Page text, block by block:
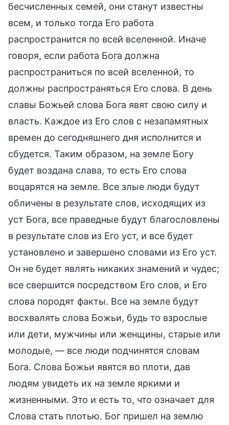
бесчисленных семей, они станут известны
всем, и только тогда Его работа
распространится по всей вселенной. Иначе
говоря, если работа Бога должна
распространиться по всей вселенной, то
должны распространяться Его слова. В день
славы Божьей слова Бога явят свою силу и
власть. Каждое из Его слов с незапамятных
времен до сегодняшнего дня исполнится и
сбудется. Таким образом, на земле Богу
будет воздана слава, то есть Его слова
воцарятся на земле. Все злые люди будут
обличены в результате слов, исходящих из
уст Бога, все праведные будут благословлены
в результате слов из Его уст, и все будет
установлено и завершено словами из Его уст.
Он не будет являть никаких знамений и чудес;
все свершится посредством Его слов, и Его
слова породят факты. Все на земле будут
восхвалять слова Божьи, будь то взрослые
или дети, мужчины или женщины, старые или
молодые, — все люди подчинятся словам
Бога. Слова Божьи явятся во плоти, дав
людям увидеть их на земле яркими и
жизненными. Это и есть то, что означает для
Слова стать плотью. Бог пришел на землю